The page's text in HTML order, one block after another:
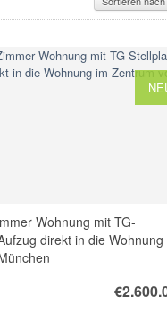
Wohnung mit TG-
direkt in die Wohnung
€